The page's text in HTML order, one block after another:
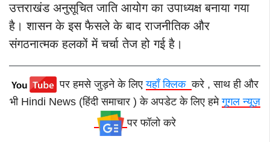
उत्तराखंड अनुसूचित जाति आयोग का उपाध्यक्ष बनाया गया
है। शासन के इस फैसले के बाद राजनीतिक और
संगठनात्मक हलकों में चर्चा तेज हो गई है।
पर हमसे जुड़ने के लिएयहाँ क्लिककरे , साथ ही और
भी Hindi News (हिंदी समाचार ) के अपडेट के लिए हमेगूगल न्यूज़
पर फॉलो करे